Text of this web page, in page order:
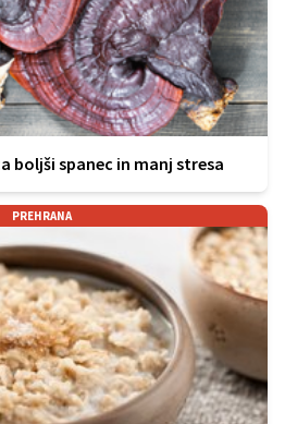
boljši spanec in manj stresa
PREHRANA